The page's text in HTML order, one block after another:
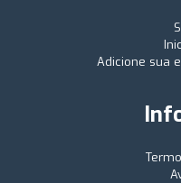
Adicione sua